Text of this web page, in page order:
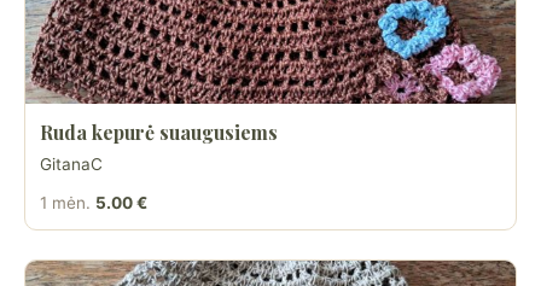
Ruda kepurė suaugusiems
GitanaC
1 mėn. 5.00 €